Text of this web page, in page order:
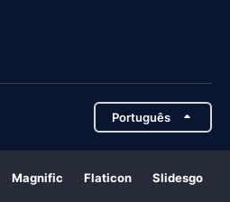
Português
Magnific Flaticon Slidesgo